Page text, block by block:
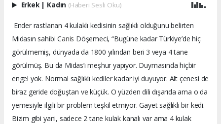
Erkek | Kadın (Haberi Sesli Oku)
Ender rastlanan 4 kulaklı kedisinin sağlıklı olduğunu belirten
Midasın sahibi Canis Döşemeci, “Bugüne kadar Türkiye’de hiç
görülmemiş, dünyada da 1800 yılından beri 3 veya 4 tane
görülmüş. Bu da Midas’ı meşhur yapıyor. Duymasında hiçbir
engel yok. Normal sağlıklı kediler kadar iyi duyuyor. Alt çenesi de
biraz geride doğuştan ve küçük. O yüzden dili dışarıda ama o da
yemesiyle ilgili bir problem teşkil etmiyor. Gayet sağlıklı bir kedi.
Bizim gibi yani, sadece 2 tane kulak kanalı var ama 4 kulak